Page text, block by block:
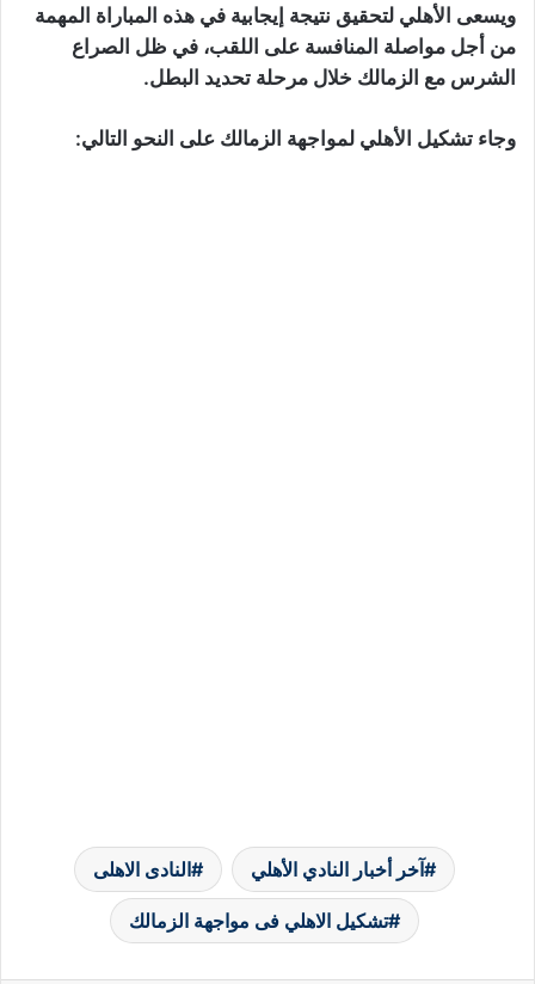
ويسعى الأهلي لتحقيق نتيجة إيجابية في هذه المباراة المهمة
من أجل مواصلة المنافسة على اللقب، في ظل الصراع
الشرس مع الزمالك خلال مرحلة تحديد البطل.
وجاء تشكيل الأهلي لمواجهة الزمالك على النحو التالي:
آخر أخبار النادي الأهلي النادى الاهلى
تشكيل الاهلي فى مواجهة الزمالك